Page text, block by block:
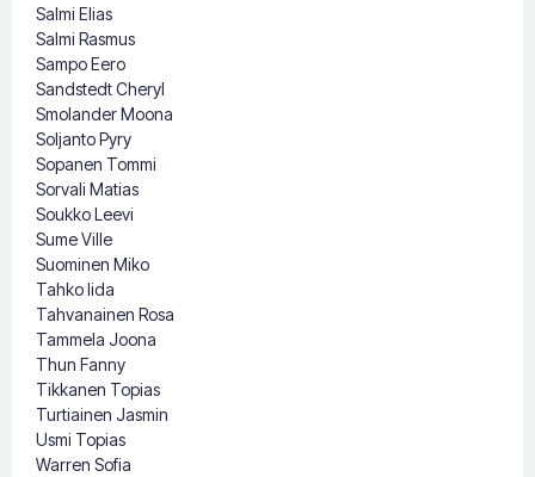
Salmi Elias
Salmi Rasmus
Sampo Eero
Sandstedt Cheryl
Smolander Moona
Soljanto Pyry
Sopanen Tommi
Sorvali Matias
Soukko Leevi
Sume Ville
Suominen Miko
Tahko Iida
Tahvanainen Rosa
Tammela Joona
Thun Fanny
Tikkanen Topias
Turtiainen Jasmin
Usmi Topias
Warren Sofia